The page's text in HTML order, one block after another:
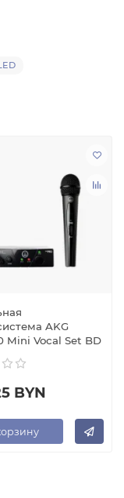
AKG
Mini Vocal Set BD
BYN